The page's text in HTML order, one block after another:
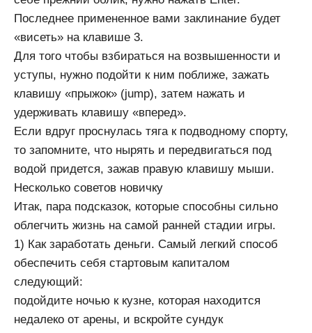
Последнее примененное вами заклинание будет
«висеть» на клавише 3.
Для того чтобы взбираться на возвышенности и
уступы, нужно подойти к ним поближе, зажать
клавишу «прыжок» (jump), затем нажать и
удерживать клавишу «вперед».
Если вдруг проснулась тяга к подводному спорту,
то запомните, что нырять и передвигаться под
водой придется, зажав правую клавишу мыши.
Несколько советов новичку
Итак, пара подсказок, которые способны сильно
облегчить жизнь на самой ранней стадии игры.
1) Как заработать деньги. Самый легкий способ
обеспечить себя стартовым капиталом
следующий:
подойдите ночью к кузне, которая находится
недалеко от арены, и вскройте сундук